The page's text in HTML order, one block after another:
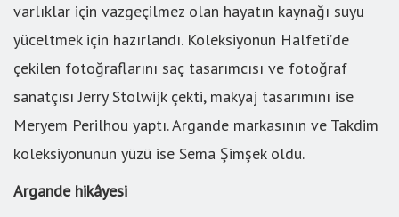
varlıklar için vazgeçilmez olan hayatın kaynağı suyu
yüceltmek için hazırlandı. Koleksiyonun Halfeti’de
çekilen fotoğraflarını saç tasarımcısı ve fotoğraf
sanatçısı Jerry Stolwijk çekti, makyaj tasarımını ise
Meryem Perilhou yaptı. Argande markasının ve Takdim
koleksiyonunun yüzü ise Sema Şimşek oldu.
Argande hikâyesi